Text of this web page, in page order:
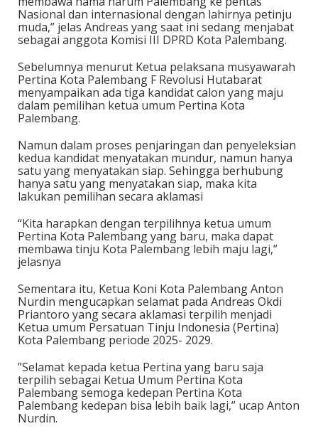
Nasional dan internasional dengan lahirnya petinju
muda,” jelas Andreas yang saat ini sedang menjabat
sebagai anggota Komisi III DPRD Kota Palembang.
Sebelumnya menurut Ketua pelaksana musyawarah
Pertina Kota Palembang F Revolusi Hutabarat
menyampaikan ada tiga kandidat calon yang maju
dalam pemilihan ketua umum Pertina Kota
Palembang.
Namun dalam proses penjaringan dan penyeleksian
kedua kandidat menyatakan mundur, namun hanya
satu yang menyatakan siap. Sehingga berhubung
hanya satu yang menyatakan siap, maka kita
lakukan pemilihan secara aklamasi
“Kita harapkan dengan terpilihnya ketua umum
Pertina Kota Palembang yang baru, maka dapat
membawa tinju Kota Palembang lebih maju lagi,”
jelasnya
Sementara itu, Ketua Koni Kota Palembang Anton
Nurdin mengucapkan selamat pada Andreas Okdi
Priantoro yang secara aklamasi terpilih menjadi
Ketua umum Persatuan Tinju Indonesia (Pertina)
Kota Palembang periode 2025- 2029.
”Selamat kepada ketua Pertina yang baru saja
terpilih sebagai Ketua Umum Pertina Kota
Palembang semoga kedepan Pertina Kota
Palembang kedepan bisa lebih baik lagi,” ucap Anton
Nurdin.